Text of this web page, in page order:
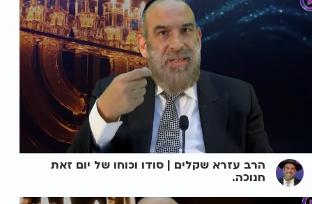
הרב עזרא שקלים | סודו וכוחו של יום זאת
חנוכה.